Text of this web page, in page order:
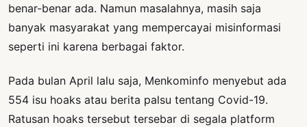
benar-benar ada. Namun masalahnya, masih saja
banyak masyarakat yang mempercayai misinformasi
seperti ini karena berbagai faktor.
Pada bulan April lalu saja, Menkominfo menyebut ada
554 isu hoaks atau berita palsu tentang Covid-19.
Ratusan hoaks tersebut tersebar di segala platform